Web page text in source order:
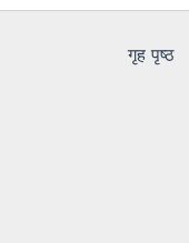
गृह पृष्ठ